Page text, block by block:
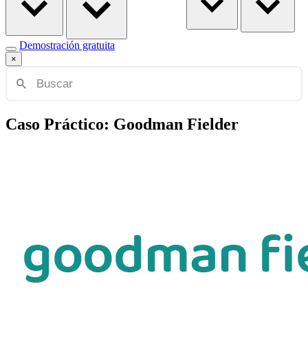
Demostración gratuita
×
Caso Práctico: Goodman Fielder